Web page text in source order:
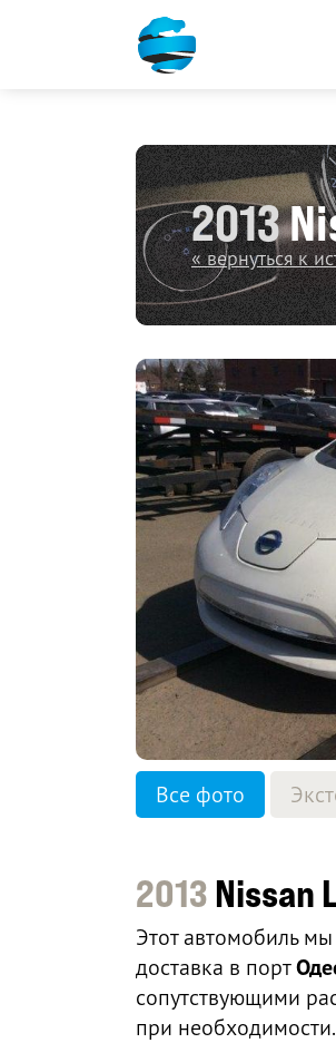
2013
« вернуться к
Все фото
2013Nissan
Этот автомобиль
доставка в порт
сопутствующими
при необходимости.